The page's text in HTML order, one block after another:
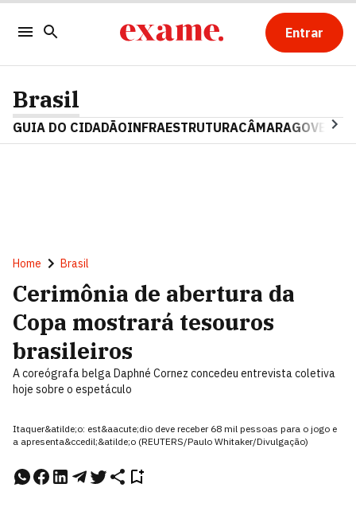
Entrar
Brasil
GUIA DO CIDADÃOINFRAESTRUTURACÂMARAGOVERNO
Home Brasil
Cerimônia de abertura da
Copa mostrará tesouros
brasileiros
A coreógrafa belga Daphné Cornez concedeu entrevista coletiva
hoje sobre o espetáculo
Itaquer&atilde;o: est&aacute;dio deve receber 68 mil pessoas para o jogo e
a apresenta&ccedil;&atilde;o (REUTERS/Paulo Whitaker/Divulgação)